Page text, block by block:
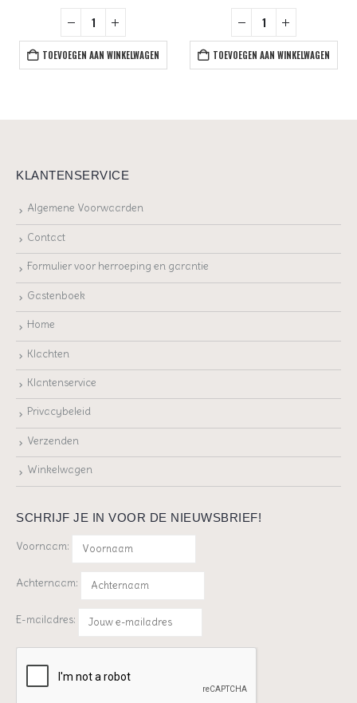
TOEVOEGEN AAN WINKELWAGEN TOEVOEGEN AAN WINKELWAGEN
KLANTENSERVICE
Algemene Voorwaarden
Contact
Formulier voor herroeping en garantie
Gastenboek
Home
Klachten
Klantenservice
Privacybeleid
Verzenden
Winkelwagen
SCHRIJF JE IN VOOR DE NIEUWSBRIEF!
Voornaam:
Achternaam:
E-mailadres: